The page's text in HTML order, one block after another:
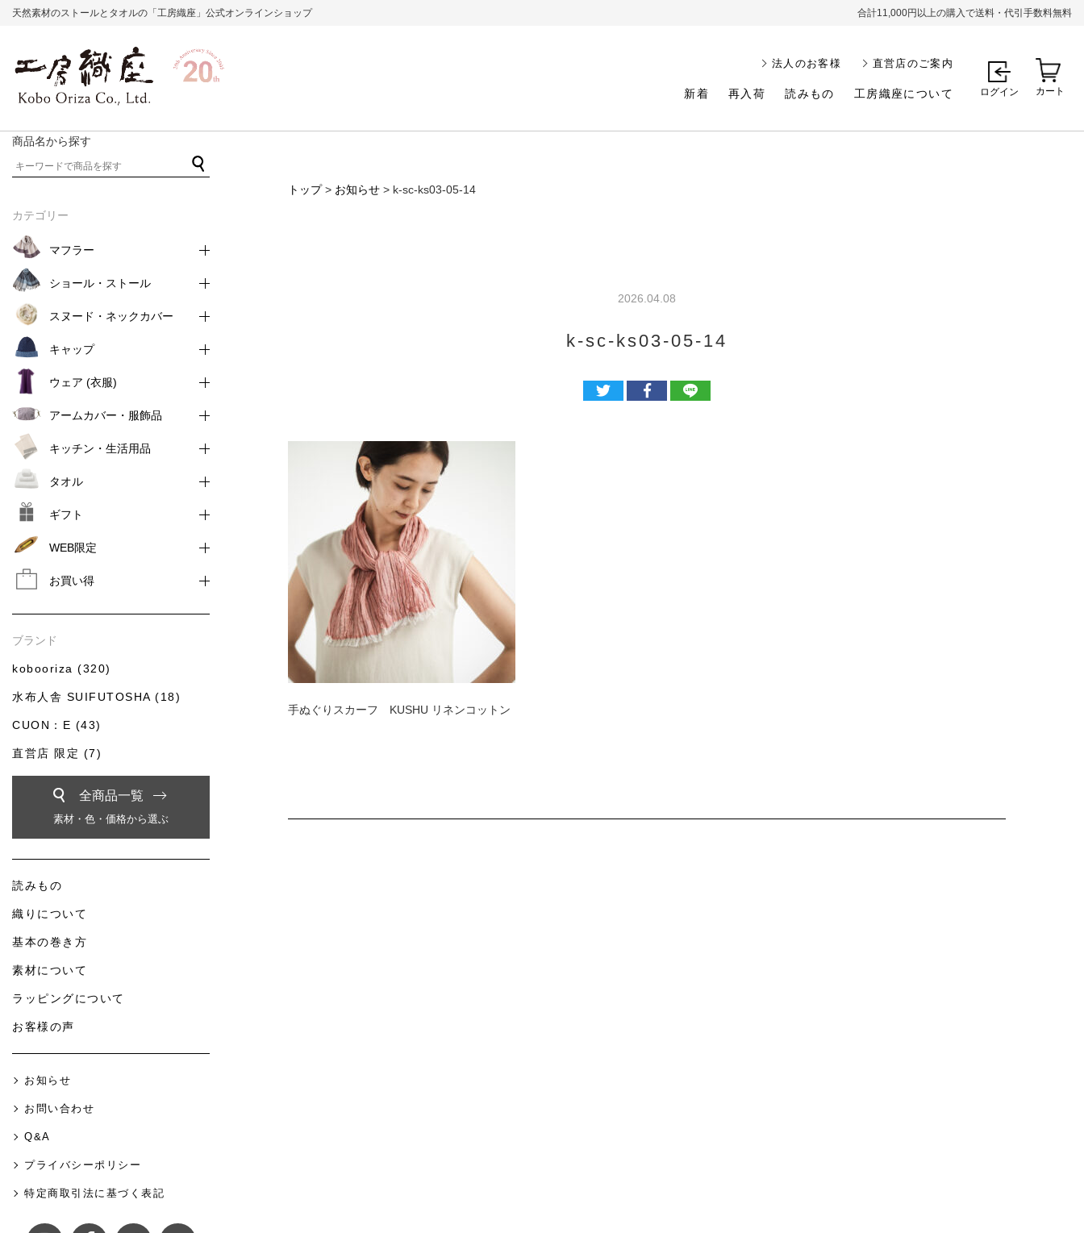
天然素材のストールとタオルの「工房織座」公式オンラインショップ 合計11,000円以上の購入で送料・代引手数料無料
新着 再入荷 読みもの 工房織座について
法人のお客様 直営店のご案内
ログイン カート
トップ> お知らせ > k-sc-ks03-05-14
2026.04.08
k-sc-ks03-05-14
手ぬぐりスカーフ KUSHU リネンコットン
商品名から探す
カテゴリー
マフラー
ショール・ストール
スヌード・ネックカバー
キャップ
ウェア (衣服)
アームカバー・服飾品
キッチン・生活用品
タオル
ギフト
WEB限定
お買い得
ブランド
kobooriza (320)
水布人舎 SUIFUTOSHA (18)
CUON：E (43)
直営店 限定 (7)
全商品一覧
素材・色・価格から選ぶ
読みもの
織りについて
基本の巻き方
素材について
ラッピングについて
お客様の声
お知らせ
お問い合わせ
Q&A
プライバシーポリシー
特定商取引法に基づく表記